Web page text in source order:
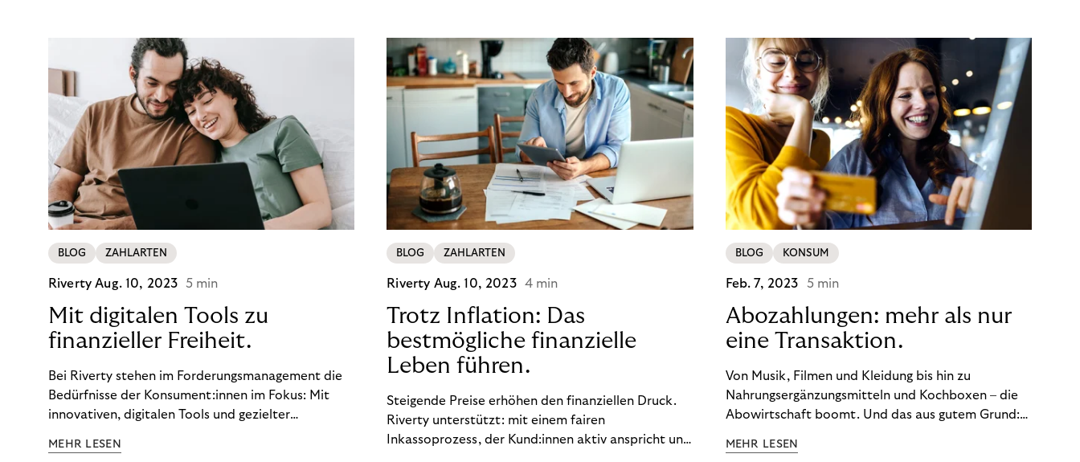
BLOG ZAHLARTEN
RivertyAug. 10, 2023 5 min
Mit digitalen Tools zu
finanzieller Freiheit.
Bei Riverty stehen im Forderungsmanagement die
Bedürfnisse der Konsument:innen im Fokus: Mit
innovativen, digitalen Tools und gezielter
ein Leben in finanzieller Freiheit zu führen. So
MEHR LESEN
BLOG ZAHLARTEN
Riverty Aug. 10, 2023 4 min
Trotz Inflation: Das
bestmögliche finanzielle
Leben führen.
Steigende Preise erhöhen den finanziellen Druck.
Riverty unterstützt: mit einem fairen
Inkassoprozess, der Kund:innen aktiv anspricht und
BLOG KONSUM
Feb. 7, 2023 5 min
Abozahlungen: mehr als nur
eine Transaktion.
Von Musik, Filmen und Kleidung bis hin zu
Nahrungsergänzungsmitteln und Kochboxen – die
Abowirtschaft boomt. Und das aus gutem Grund:
wünschen. Sie ermöglichen es uns, Produkte und
MEHR LESEN